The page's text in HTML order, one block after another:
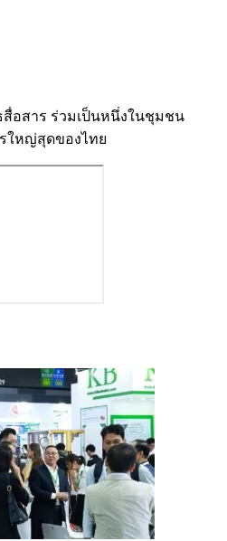
อสาร ร่วมเป็นหนึ่งในชุมชน
ใหญ่สุดของไทย